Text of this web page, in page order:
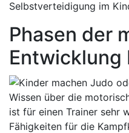
Selbstverteidigung im
Phasen der
Entwicklung
Wissen über die
ist für einen Trainer sehr
Fähigkeiten für die